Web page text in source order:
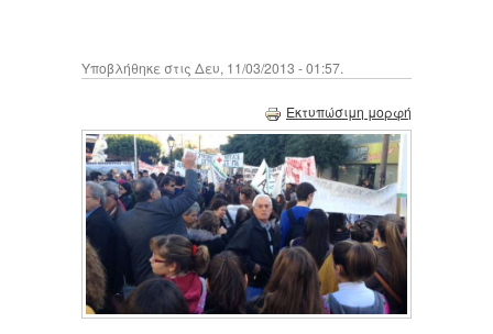
Υποβλήθηκε στις Δευ, 11/03/2013 - 01:57.
Εκτυπώσιμη μορφή